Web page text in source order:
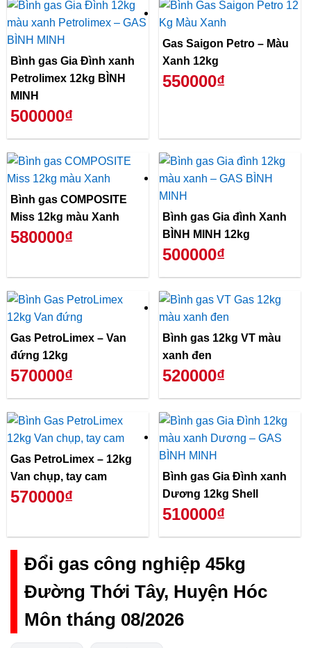
Bình gas Gia Đình xanh
Petrolimex 12kg BÌNH
MINH
500000₫
Gas Saigon Petro – Màu
Xanh 12kg
550000₫
Bình gas COMPOSITE
Miss 12kg màu Xanh
580000₫
Bình gas Gia đình Xanh
BÌNH MINH 12kg
500000₫
Gas PetroLimex – Van
đứng 12kg
570000₫
Bình gas 12kg VT màu
xanh đen
520000₫
Gas PetroLimex – 12kg
Van chụp, tay cam
570000₫
Bình gas Gia Đình xanh
Dương 12kg Shell
510000₫
Đổi gas công nghiệp 45kg
Đường Thới Tây, Huyện Hóc
Môn tháng 08/2026